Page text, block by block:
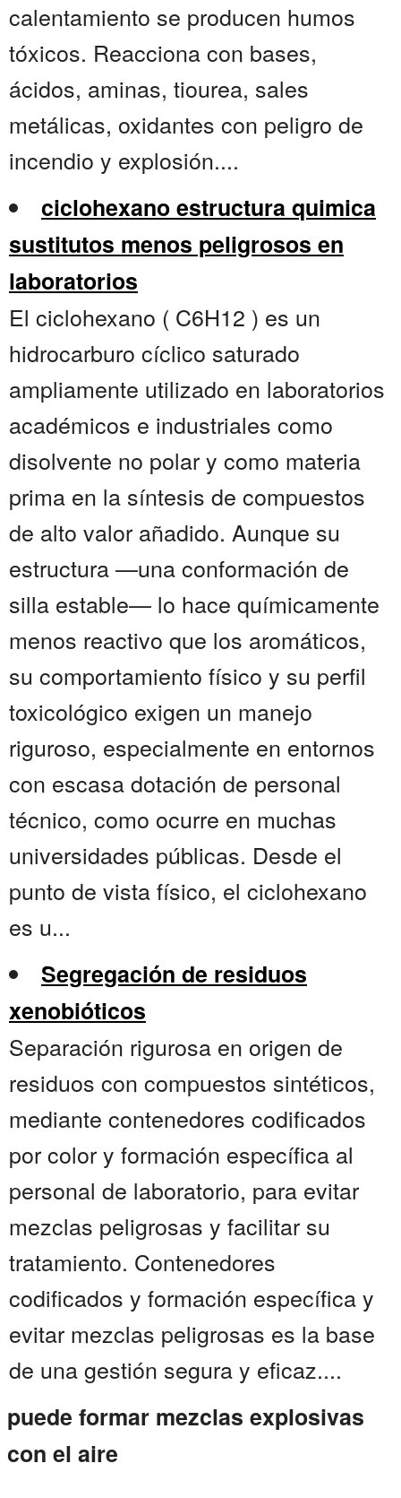
calentamiento se producen humos
tóxicos. Reacciona con bases,
ácidos, aminas, tiourea, sales
metálicas, oxidantes con peligro de
incendio y explosión....
ciclohexano estructura quimica
sustitutos menos peligrosos en
laboratorios
El ciclohexano ( C6H12 ) es un
hidrocarburo cíclico saturado
ampliamente utilizado en laboratorios
académicos e industriales como
disolvente no polar y como materia
prima en la síntesis de compuestos
de alto valor añadido. Aunque su
estructura —una conformación de
silla estable— lo hace químicamente
menos reactivo que los aromáticos,
su comportamiento físico y su perfil
toxicológico exigen un manejo
riguroso, especialmente en entornos
con escasa dotación de personal
técnico, como ocurre en muchas
universidades públicas. Desde el
punto de vista físico, el ciclohexano
es u...
Segregación de residuos
xenobióticos
Separación rigurosa en origen de
residuos con compuestos sintéticos,
mediante contenedores codificados
por color y formación específica al
personal de laboratorio, para evitar
mezclas peligrosas y facilitar su
tratamiento. Contenedores
codificados y formación específica y
evitar mezclas peligrosas es la base
de una gestión segura y eficaz....
puede formar mezclas explosivas
con el aire